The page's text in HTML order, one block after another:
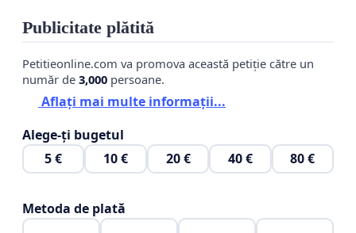
Publicitate plătită
Petitieonline.com va promova această petiție către un
număr de 3,000 persoane.
Aflați mai multe informații...
Alege-ți bugetul
5 €
10 € 20 € 40 € 80 €
Metoda de plată